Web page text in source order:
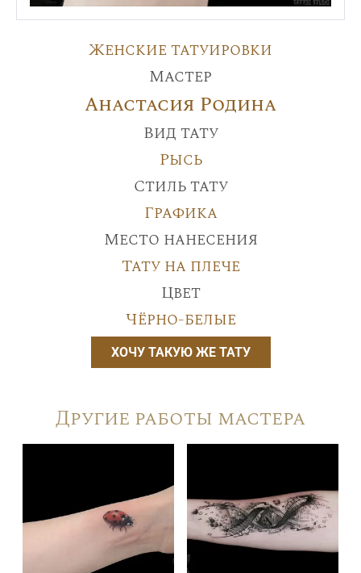
Женские татуировки
Мастер
Анастасия Родина
Вид тату
Рысь
Стиль тату
Графика
Место нанесения
Тату на плече
Цвет
Чёрно-белые
ХОЧУ ТАКУЮ ЖЕ ТАТУ
Другие работы мастера